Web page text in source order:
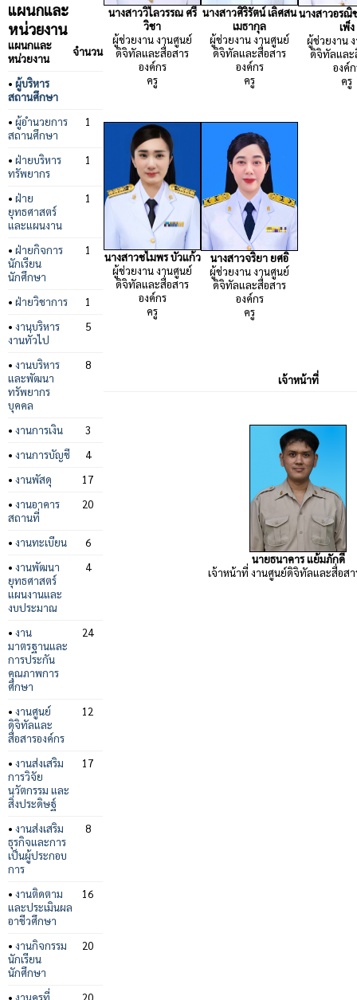
แผนกและ
หน่วยงาน
แผนกและ
หน่วยงาน
จำนวน
• ผู้บริหาร
สถานศึกษา
• ผู้อำนวยการ
สถานศึกษา
1
• ฝ่ายบริหาร
ทรัพยากร
1
• ฝ่าย
ยุทธศาสตร์
และแผนงาน
1
• ฝ่ายกิจการ
นักเรียน
นักศึกษา
1
• ฝ่ายวิชาการ
1
• งานบริหาร
งานทั่วไป
5
• งานบริหาร
และพัฒนา
ทรัพยากร
บุคคล
8
• งานการเงิน
3
• งานการบัญชี
4
• งานพัสดุ
17
• งานอาคาร
สถานที่
20
• งานทะเบียน
6
• งานพัฒนา
ยุทธศาสตร์
แผนงานและ
งบประมาณ
4
• งาน
มาตรฐานและ
การประกัน
คุณภาพการ
ศึกษา
24
• งานศูนย์
ดิจิทัลและ
สื่อสารองค์กร
12
• งานส่งเสริม
การวิจัย
นวัตกรรม และ
สิ่งประดิษฐ์
17
• งานส่งเสริม
ธุรกิจและการ
เป็นผู้ประกอบ
การ
8
• งานติดตาม
และประเมินผล
อาชีวศึกษา
16
• งานกิจกรรม
นักเรียน
นักศึกษา
20
• งานครูที่ 20
นางสาววิไลวรรณ ศรี
วิชา
ผู้ช่วยงาน งานศูนย์
ดิจิทัลและสื่อสาร
องค์กร
ครู
นางสาวศิริรัตน์ เลิศสน
เมธากุล
ผู้ช่วยงาน งานศูนย์
ดิจิทัลและสื่อสาร
องค์กร
ครู
นางสาวอรณิ
เพ็ง
ผู้ช่วยงาน
ดิจิทัลและ
องค์
ครู
นางสาวชไมพร บัวแก้ว
ผู้ช่วยงาน งานศูนย์
ดิจิทัลและสื่อสาร
องค์กร
ครู
นางสาวจริยา ยศอิ
ผู้ช่วยงาน งานศูนย์
ดิจิทัลและสื่อสาร
องค์กร
ครู
เจ้าหน้าที่
นายธนาคาร แย้มภักดี
เจ้าหน้าที่ งานศูนย์ดิจิทัลและสื่อสา